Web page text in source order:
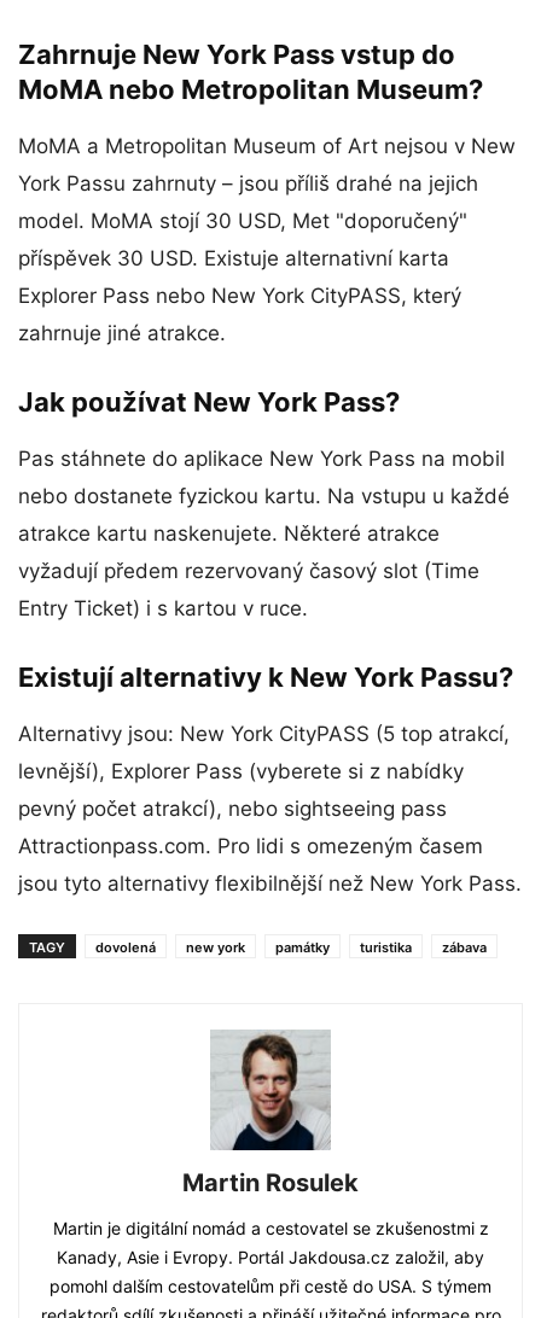
Zahrnuje New York Pass vstup do
MoMA nebo Metropolitan Museum?
MoMA a Metropolitan Museum of Art nejsou v New
York Passu zahrnuty – jsou příliš drahé na jejich
model. MoMA stojí 30 USD, Met "doporučený"
příspěvek 30 USD. Existuje alternativní karta
Explorer Pass nebo New York CityPASS, který
zahrnuje jiné atrakce.
Jak používat New York Pass?
Pas stáhnete do aplikace New York Pass na mobil
nebo dostanete fyzickou kartu. Na vstupu u každé
atrakce kartu naskenujete. Některé atrakce
vyžadují předem rezervovaný časový slot (Time
Entry Ticket) i s kartou v ruce.
Existují alternativy k New York Passu?
Alternativy jsou: New York CityPASS (5 top atrakcí,
levnější), Explorer Pass (vyberete si z nabídky
pevný počet atrakcí), nebo sightseeing pass
Attractionpass.com. Pro lidi s omezeným časem
jsou tyto alternativy flexibilnější než New York Pass.
TAGY dovolená new york památky turistika zábava
Martin Rosulek
Martin je digitální nomád a cestovatel se zkušenostmi z
Kanady, Asie i Evropy. Portál Jakdousa.cz založil, aby
pomohl dalším cestovatelům při cestě do USA. S týmem